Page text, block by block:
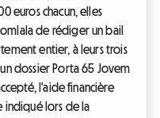
euros chacun, elles
de rédiger un bail
entier, à leurs trois
dossier Porta 65 Jovem
l'aide financière
indiqué lors de la